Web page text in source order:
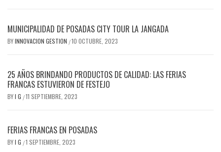
MUNICIPALIDAD DE POSADAS CITY TOUR LA JANGADA
BYINNOVACION GESTION /10 OCTUBRE, 2023
25 AÑOS BRINDANDO PRODUCTOS DE CALIDAD: LAS FERIAS
FRANCAS ESTUVIERON DE FESTEJO
BYI G /11 SEPTIEMBRE, 2023
FERIAS FRANCAS EN POSADAS
BYI G /1 SEPTIEMBRE, 2023